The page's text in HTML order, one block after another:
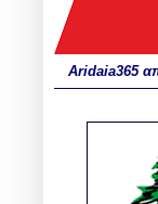
Aridaia365